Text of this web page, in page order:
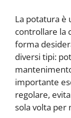
La potatura è
controllare la
forma
diversi tipi:
importante
regolare,
sola volta per